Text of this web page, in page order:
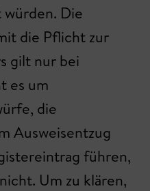
Die
die Pflicht zur
gilt nur bei
es um
die
Ausweisentzug
führen,
Um zu klären,